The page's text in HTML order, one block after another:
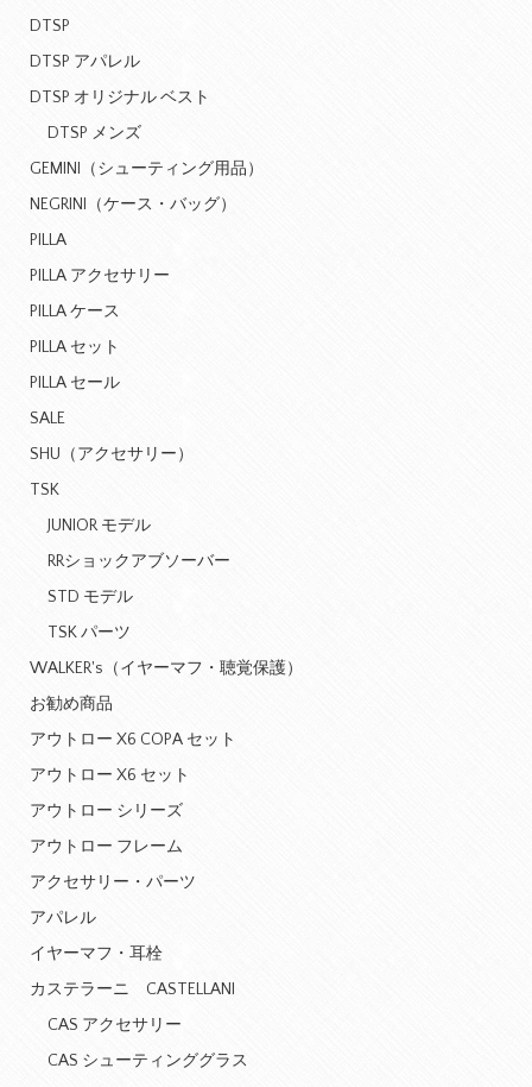
DTSP
DTSP アパレル
DTSP オリジナル ベスト
DTSP メンズ
GEMINI（シューティング用品）
NEGRINI（ケース・バッグ）
PILLA
PILLA アクセサリー
PILLA ケース
PILLA セット
PILLA セール
SALE
SHU（アクセサリー）
TSK
JUNIOR モデル
RRショックアブソーバー
STD モデル
TSK パーツ
WALKER's（イヤーマフ・聴覚保護）
お勧め商品
アウトロー X6 COPA セット
アウトロー X6 セット
アウトロー シリーズ
アウトロー フレーム
アクセサリー・パーツ
アパレル
イヤーマフ・耳栓
カステラーニ CASTELLANI
CAS アクセサリー
CAS シューティンググラス